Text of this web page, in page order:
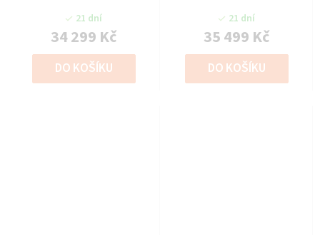
21 dní
34 299 Kč
DO KOŠÍKU
21 dní
35 499 Kč
DO KOŠÍKU